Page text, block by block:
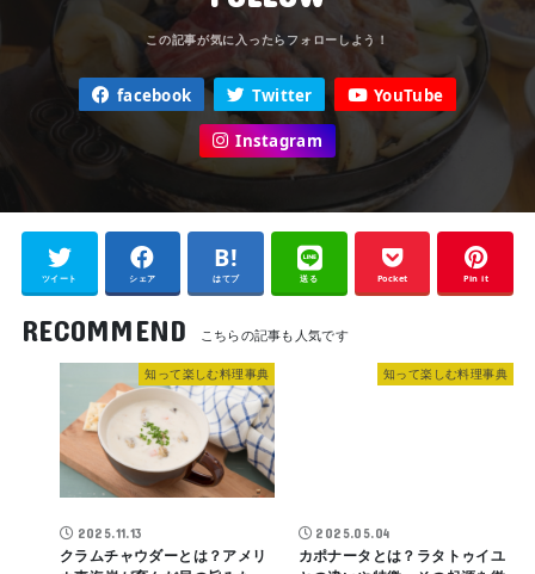
facebook Twitter YouTube
Instagram
ツイート シェア はてブ 送る Pocket Pin it
RECOMMEND
知って楽しむ料理事典
2025.11.13
クラムチャウダーとは？アメリ
知って楽しむ料理事典
2025.05.04
カポナータとは？ラタトゥイユ